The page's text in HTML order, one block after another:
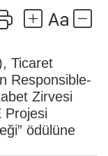
Ticaret
Responsible-
Zirvesi
Projesi
ödülüne